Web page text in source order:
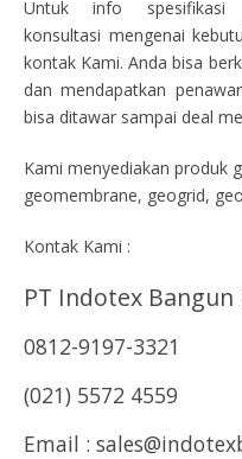
Untuk info spesifikasi
konsultasi mengenai
kontak Kami. Anda bisa
dan mendapatkan
bisa ditawar sampai deal
Kami menyediakan produk
geomembrane, geogrid,
Kontak Kami :
PT Indotex
0812-9197-3321
(021) 5572 4559
Email :